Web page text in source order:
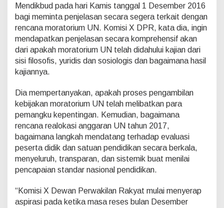
Mendikbud pada hari Kamis tanggal 1 Desember 2016
bagi meminta penjelasan secara segera terkait dengan
rencana moratorium UN. Komisi X DPR, kata dia, ingin
mendapatkan penjelasan secara komprehensif akan
dari apakah moratorium UN telah didahului kajian dari
sisi filosofis, yuridis dan sosiologis dan bagaimana hasil
kajiannya.
Dia mempertanyakan, apakah proses pengambilan
kebijakan moratorium UN telah melibatkan para
pemangku kepentingan. Kemudian, bagaimana
rencana realokasi anggaran UN tahun 2017,
bagaimana langkah mendatang terhadap evaluasi
peserta didik dan satuan pendidikan secara berkala,
menyeluruh, transparan, dan sistemik buat menilai
pencapaian standar nasional pendidikan.
“Komisi X Dewan Perwakilan Rakyat mulai menyerap
aspirasi pada ketika masa reses bulan Desember